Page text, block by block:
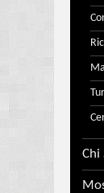
Chi